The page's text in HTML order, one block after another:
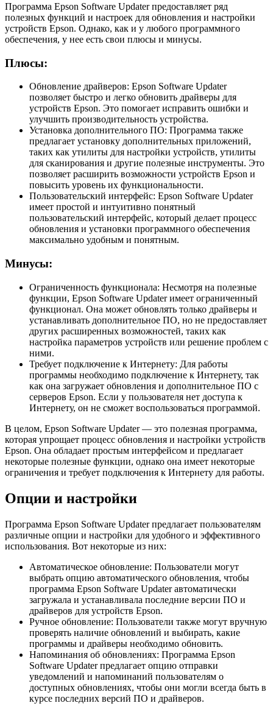
Программа Epson Software Updater предоставляет ряд
полезных функций и настроек для обновления и настройки
устройств Epson. Однако, как и у любого программного
обеспечения, у нее есть свои плюсы и минусы.
Плюсы:
Обновление драйверов: Epson Software Updater
позволяет быстро и легко обновить драйверы для
устройств Epson. Это помогает исправить ошибки и
улучшить производительность устройства.
Установка дополнительного ПО: Программа также
предлагает установку дополнительных приложений,
таких как утилиты для настройки устройств, утилиты
для сканирования и другие полезные инструменты. Это
позволяет расширить возможности устройств Epson и
повысить уровень их функциональности.
Пользовательский интерфейс: Epson Software Updater
имеет простой и интуитивно понятный
пользовательский интерфейс, который делает процесс
обновления и установки программного обеспечения
максимально удобным и понятным.
Минусы:
Ограниченность функционала: Несмотря на полезные
функции, Epson Software Updater имеет ограниченный
функционал. Она может обновлять только драйверы и
устанавливать дополнительное ПО, но не предоставляет
других расширенных возможностей, таких как
настройка параметров устройств или решение проблем с
ними.
Требует подключение к Интернету: Для работы
программы необходимо подключение к Интернету, так
как она загружает обновления и дополнительное ПО с
серверов Epson. Если у пользователя нет доступа к
Интернету, он не сможет воспользоваться программой.
В целом, Epson Software Updater — это полезная программа,
которая упрощает процесс обновления и настройки устройств
Epson. Она обладает простым интерфейсом и предлагает
некоторые полезные функции, однако она имеет некоторые
ограничения и требует подключения к Интернету для работы.
Опции и настройки
Программа Epson Software Updater предлагает пользователям
различные опции и настройки для удобного и эффективного
использования. Вот некоторые из них:
Автоматическое обновление: Пользователи могут
выбрать опцию автоматического обновления, чтобы
программа Epson Software Updater автоматически
загружала и устанавливала последние версии ПО и
драйверов для устройств Epson.
Ручное обновление: Пользователи также могут вручную
проверять наличие обновлений и выбирать, какие
программы и драйверы необходимо обновить.
Напоминания об обновлениях: Программа Epson
Software Updater предлагает опцию отправки
уведомлений и напоминаний пользователям о
доступных обновлениях, чтобы они могли всегда быть в
курсе последних версий ПО и драйверов.